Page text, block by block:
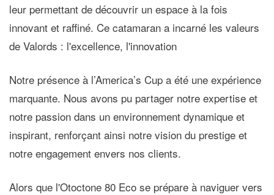
leur permettant de découvrir un espace à la fois
innovant et raffiné. Ce catamaran a incarné les valeurs
de Valords : l'excellence, l'innovation
Notre présence à l’America’s Cup a été une expérience
marquante. Nous avons pu partager notre expertise et
notre passion dans un environnement dynamique et
inspirant, renforçant ainsi notre vision du prestige et
notre engagement envers nos clients.
Alors que l'Otoctone 80 Eco se prépare à naviguer vers